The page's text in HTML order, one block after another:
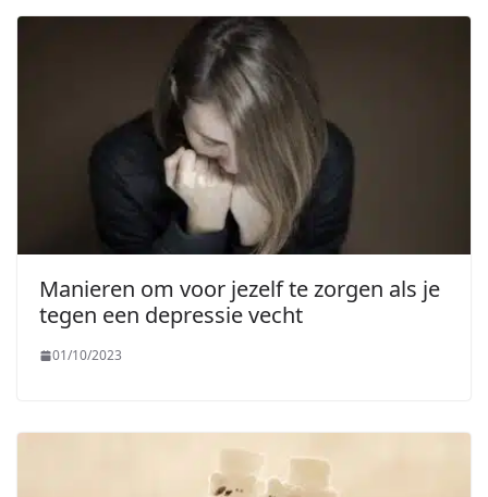
Manieren om voor jezelf te zorgen als je
tegen een depressie vecht
01/10/2023